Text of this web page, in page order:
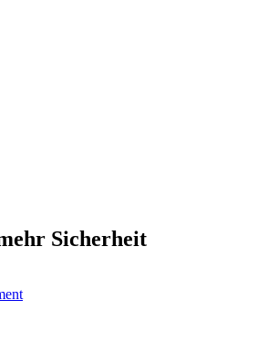
Sicherheit